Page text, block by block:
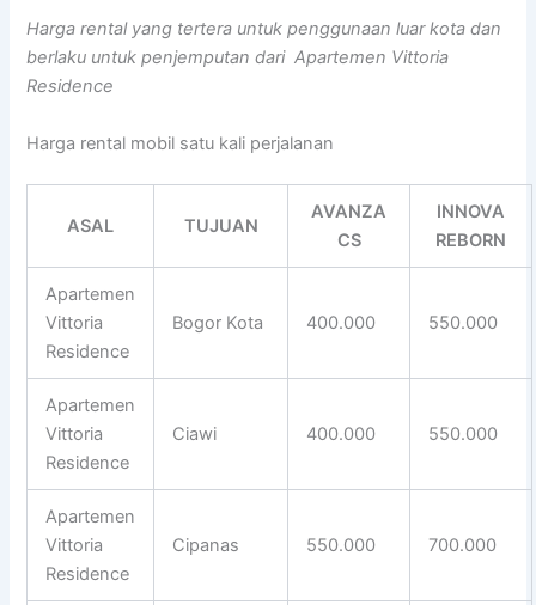
Harga rental yang tertera untuk penggunaan luar kota dan
berlaku untuk penjemputan dari Apartemen Vittoria
Residence
Harga rental mobil satu kali perjalanan
ASAL TUJUAN
AVANZA
CS
INNOVA
REBORN
Apartemen
Vittoria
Residence
Bogor Kota 400.000 550.000
Apartemen
Vittoria
Residence
Ciawi 400.000 550.000
Apartemen
Vittoria
Residence
Cipanas 550.000 700.000